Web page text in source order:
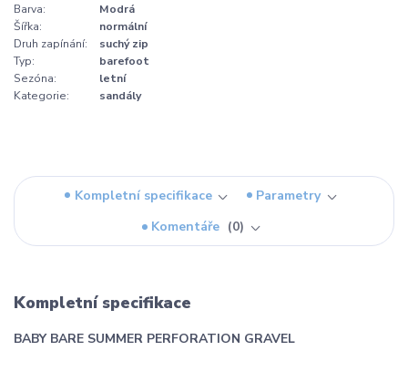
Barva:
Modrá
Šířka:
normální
Druh zapínání:
suchý zip
Typ:
barefoot
Sezóna:
letní
Kategorie:
sandály
Kompletní specifikace
Parametry
Komentáře
0
Kompletní specifikace
BABY BARE SUMMER PERFORATION GRAVEL